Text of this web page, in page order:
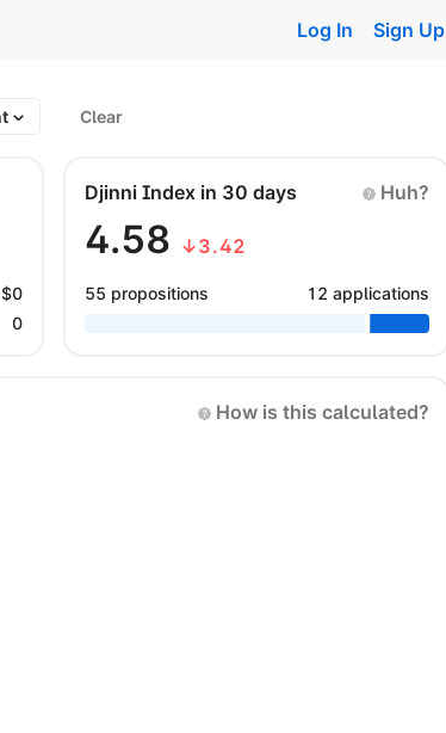
Log In Sign Up
Clear
0
0
Djinni Index in 30 days Huh?
4.58 ↓3.42
55 propositions 12 applications
How is this calculated?